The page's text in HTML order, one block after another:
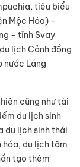
tiêu biểu
Mộc Hóa) -
- tỉnh Svay
lịch Cảnh đồng
nước Láng
cũng như tài
du lịch sinh
du lịch sinh thái
du lịch tâm
tạo thêm